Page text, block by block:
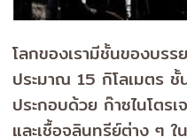
โลกของเรามีชั้นของบร
ประมาณ 15กิโลเมตร
ประกอบด้วย ก๊าซไนโตร
และเชื้อจุลินทรีย์ต่าง ๆ ใ